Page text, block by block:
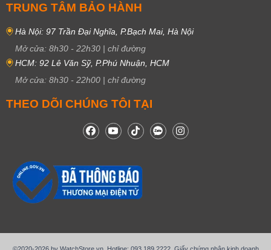
TRUNG TÂM BẢO HÀNH
Hà Nội: 97 Trần Đại Nghĩa, P.Bạch Mai, Hà Nội
Mở cửa: 8h30 - 22h30 | chỉ đường
HCM: 92 Lê Văn Sỹ, P.Phú Nhuận, HCM
Mở cửa: 8h30 - 22h00 | chỉ đường
THEO DÕI CHÚNG TÔI TẠI